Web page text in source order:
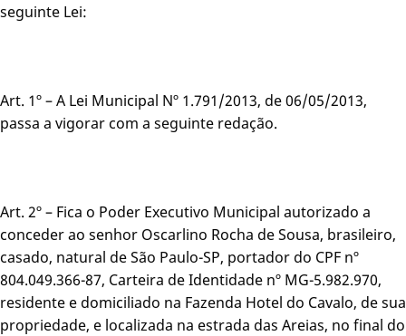
seguinte Lei:
Art. 1º – A Lei Municipal Nº 1.791/2013, de 06/05/2013,
passa a vigorar com a seguinte redação.
Art. 2º – Fica o Poder Executivo Municipal autorizado a
conceder ao senhor Oscarlino Rocha de Sousa, brasileiro,
casado, natural de São Paulo-SP, portador do CPF nº
804.049.366-87, Carteira de Identidade nº MG-5.982.970,
residente e domiciliado na Fazenda Hotel do Cavalo, de sua
propriedade, e localizada na estrada das Areias, no final do